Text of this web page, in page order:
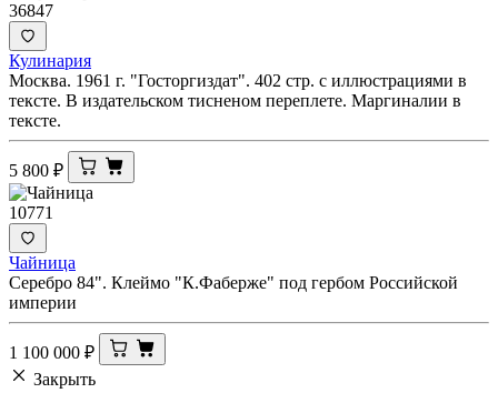
36847
Кулинария
Москва. 1961 г. "Госторгиздат". 402 стр. с иллюстрациями в
тексте. В издательском тисненом переплете. Маргиналии в
тексте.
5 800 ₽
10771
Чайница
Серебро 84". Клеймо "К.Фаберже" под гербом Российской
империи
1 100 000 ₽
Закрыть